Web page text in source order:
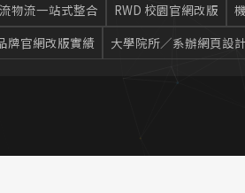
物流一站式整合 RWD 校園官網改版
牌官網改版實績 大學院所／系辦網頁設計